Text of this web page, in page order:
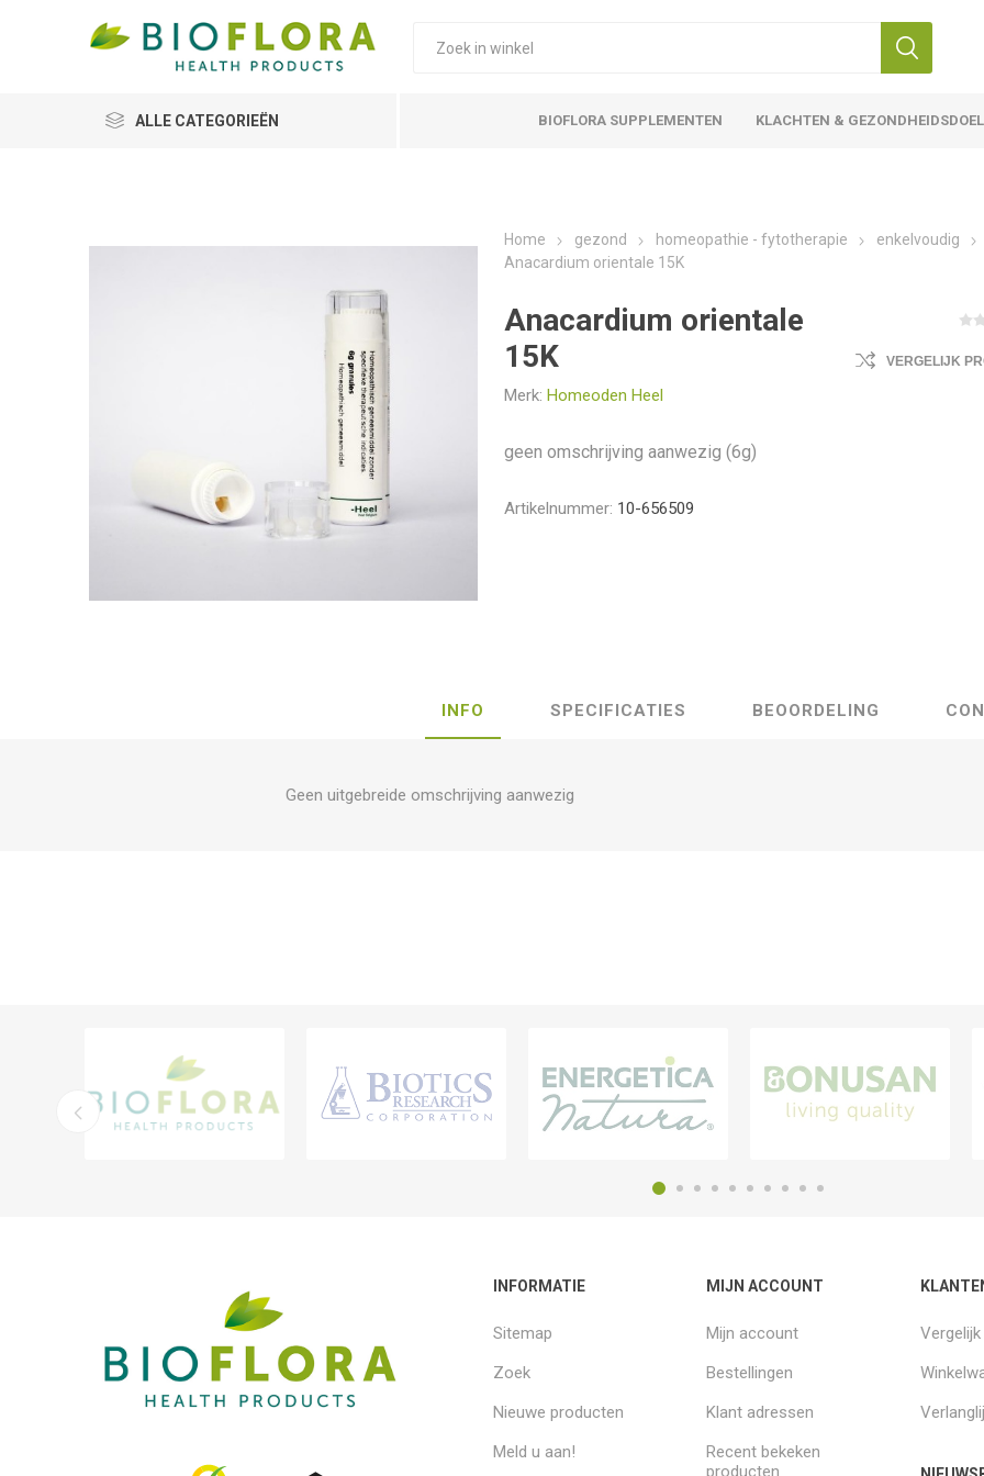
ALLE CATEGORIEËN BIOFLORA SUPPLEMENTEN KLACHTEN &
Home gezond homeopathie - fytotherapie
enkelvoudig
Anacardium orientale 15K
Anacardium orientale
15K
Merk: Homeoden Heel
VERGELIJK
geen omschrijving aanwezig (6g)
Artikelnummer: 10-656509
INFO SPECIFICATIES BEOORDELING
Geen uitgebreide omschrijving aanwezig
INFORMATIE
Sitemap
Zoek
Nieuwe producten
Meld u aan!
MIJN ACCOUNT
Mijn account
Bestellingen
Klant adressen
Recent bekeken
producten